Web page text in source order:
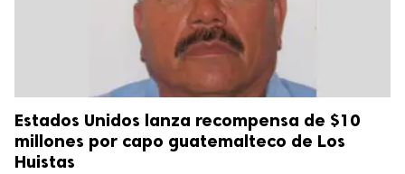
Estados Unidos lanza recompensa de $10
millones por capo guatemalteco de Los
Huistas